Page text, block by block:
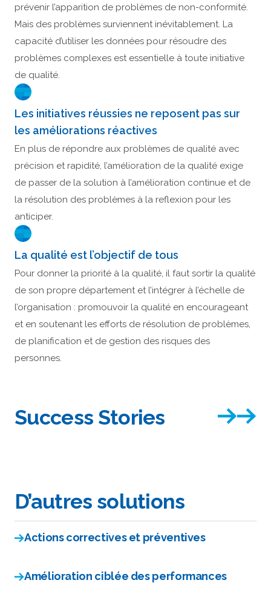
prévenir l’apparition de problèmes de non-conformité.
Mais des problèmes surviennent inévitablement. La
capacité d’utiliser les données pour résoudre des
problèmes complexes est essentielle à toute initiative
de qualité.
Les initiatives réussies ne reposent pas sur
les améliorations réactives
En plus de répondre aux problèmes de qualité avec
précision et rapidité, l’amélioration de la qualité exige
de passer de la solution à l’amélioration continue et de
la résolution des problèmes à la reflexion pour les
anticiper.
La qualité est l’objectif de tous
Pour donner la priorité à la qualité, il faut sortir la qualité
de son propre département et l’intégrer à l’échelle de
l’organisation : promouvoir la qualité en encourageant
et en soutenant les efforts de résolution de problèmes,
de planification et de gestion des risques des
personnes.
Success Stories
D’autres solutions
Actions correctives et préventives
Amélioration ciblée des performances